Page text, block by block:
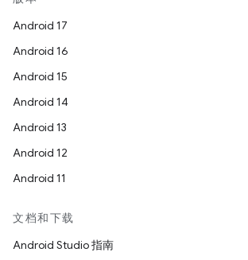
Android 17
Android 16
Android 15
Android 14
Android 13
Android 12
Android 11
文档和下载
Android Studio 指南